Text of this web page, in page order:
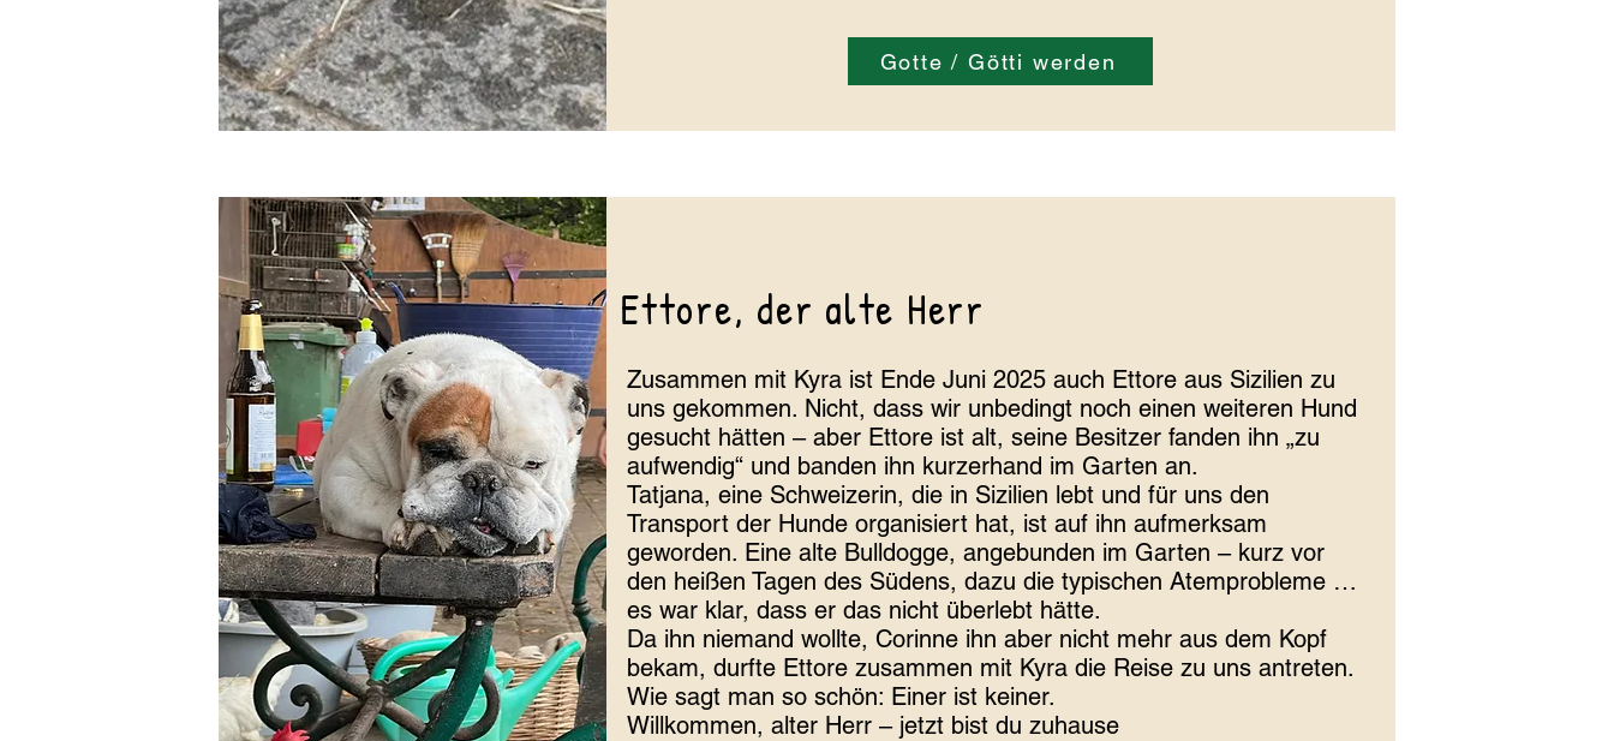
Gotte / Götti werden
Ettore, der alte Herr
Zusammen mit Kyra ist Ende Juni 2025 auch Ettore aus Sizilien zu
uns gekommen. Nicht, dass wir unbedingt noch einen weiteren Hund
gesucht hätten – aber Ettore ist alt, seine Besitzer fanden ihn „zu
aufwendig“ und banden ihn kurzerhand im Garten an.
Tatjana, eine Schweizerin, die in Sizilien lebt und für uns den
Transport der Hunde organisiert hat, ist auf ihn aufmerksam
geworden. Eine alte Bulldogge, angebunden im Garten – kurz vor
den heißen Tagen des Südens, dazu die typischen Atemprobleme …
es war klar, dass er das nicht überlebt hätte.
Da ihn niemand wollte, Corinne ihn aber nicht mehr aus dem Kopf
bekam, durfte Ettore zusammen mit Kyra die Reise zu uns antreten.
Wie sagt man so schön: Einer ist keiner.
Willkommen, alter Herr – jetzt bist du zuhause